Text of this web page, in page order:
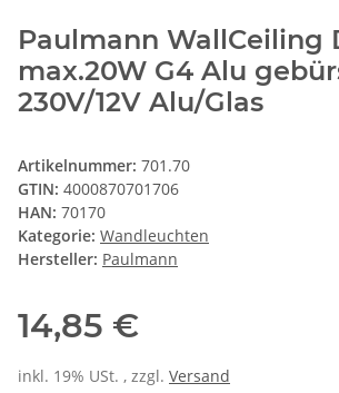
Paulmann WallCeiling
max.20W G4 Alu
230V/12V Alu/Glas
Artikelnummer: 701.70
GTIN: 4000870701706
HAN: 70170
Kategorie: Wandleuchten
Hersteller: Paulmann
14,85 €
inkl. 19% USt. , zzgl. Versand